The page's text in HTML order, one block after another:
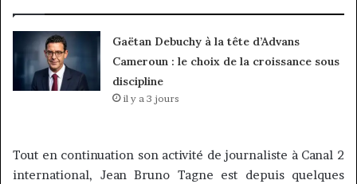
Gaëtan Debuchy à la tête d’Advans
Cameroun : le choix de la croissance sous
discipline
il y a 3 jours
Tout en continuation son activité de journaliste à Canal 2
international, Jean Bruno Tagne est depuis quelques